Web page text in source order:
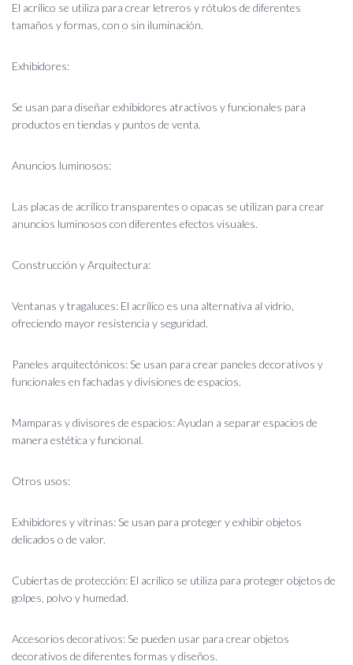
El acrílico se utiliza para crear letreros y rótulos de diferentes
tamaños y formas, con o sin iluminación.
Exhibidores:
Se usan para diseñar exhibidores atractivos y funcionales para
productos en tiendas y puntos de venta.
Anuncios luminosos:
Las placas de acrílico transparentes o opacas se utilizan para crear
anuncios luminosos con diferentes efectos visuales.
Construcción y Arquitectura:
Ventanas y tragaluces: El acrílico es una alternativa al vidrio,
ofreciendo mayor resistencia y seguridad.
Paneles arquitectónicos: Se usan para crear paneles decorativos y
funcionales en fachadas y divisiones de espacios.
Mamparas y divisores de espacios: Ayudan a separar espacios de
manera estética y funcional.
Otros usos:
Exhibidores y vitrinas: Se usan para proteger y exhibir objetos
delicados o de valor.
Cubiertas de protección: El acrílico se utiliza para proteger objetos de
golpes, polvo y humedad.
Accesorios decorativos: Se pueden usar para crear objetos
decorativos de diferentes formas y diseños.